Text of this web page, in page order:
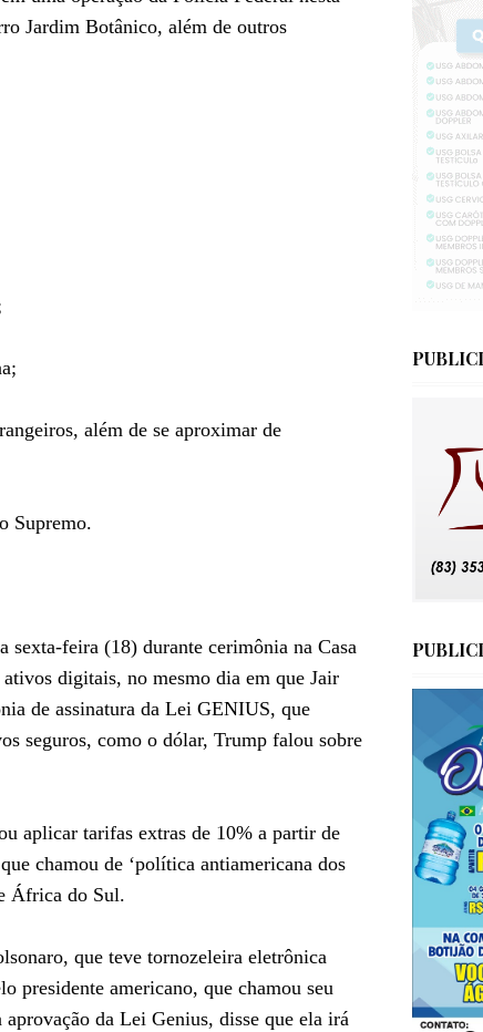
Jardim Botânico, além de outros
além de se aproximar de
Supremo.
feira (18) durante cerimônia na Casa
digitais, no mesmo dia em que Jair
de assinatura da Lei GENIUS, que
seguros, como o dólar, Trump falou sobre
aplicar tarifas extras de 10% a partir de
chamou de ‘política antiamericana dos
África do Sul.
que teve tornozeleira eletrônica
presidente americano, que chamou seu
da Lei Genius, disse que ela irá